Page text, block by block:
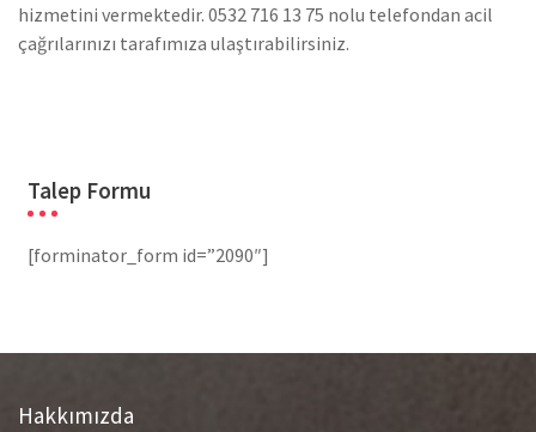
hizmetini vermektedir. 0532 716 13 75 nolu telefondan acil
çağrılarınızı tarafımıza ulaştırabilirsiniz.
Talep Formu
[forminator_form id=”2090″]
Hakkımızda